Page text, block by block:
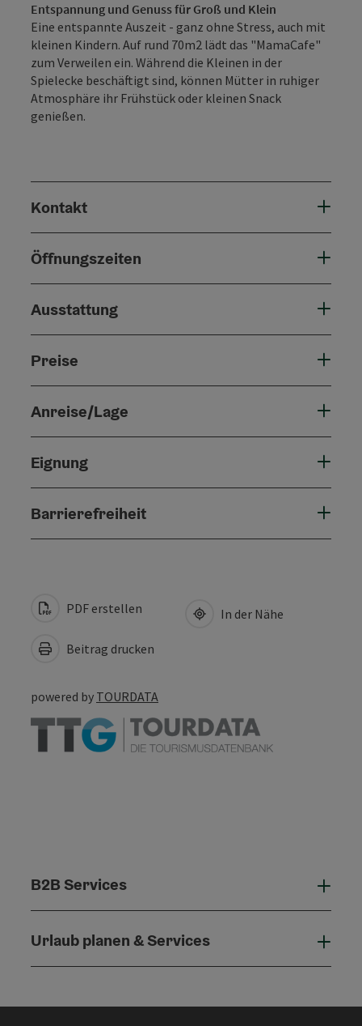
Entspannung und Genuss für Groß und Klein
Eine entspannte Auszeit - ganz ohne Stress, auch mit
kleinen Kindern. Auf rund 70m2 lädt das "MamaCafe"
zum Verweilen ein. Während die Kleinen in der
Spielecke beschäftigt sind, können Mütter in ruhiger
Atmosphäre ihr Frühstück oder kleinen Snack
genießen.
Kontakt
Öffnungszeiten
Ausstattung
Preise
Anreise/Lage
Eignung
Barrierefreiheit
PDF erstellen
Beitrag drucken
In der Nähe
powered by TOURDATA
B2B Services
Urlaub planen & Services